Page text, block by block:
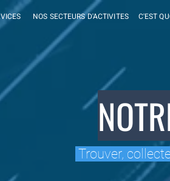
NOS SECTEURS D'ACTIVITES C'EST
Trouver,